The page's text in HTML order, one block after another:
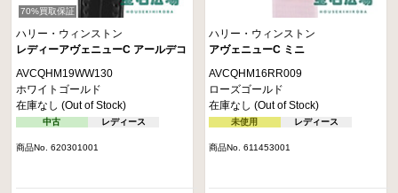
70%買取保証
ハリー・ウィンストン
レディーアヴェニューC アールデコ
AVCQHM19WW130
ホワイトゴールド
在庫なし (Out of Stock)
中古 レディース
商品No. 620301001
ハリー・ウィンストン
アヴェニューC ミニ
AVCQHM16RR009
ローズゴールド
在庫なし (Out of Stock)
未使用 レディース
商品No. 611453001